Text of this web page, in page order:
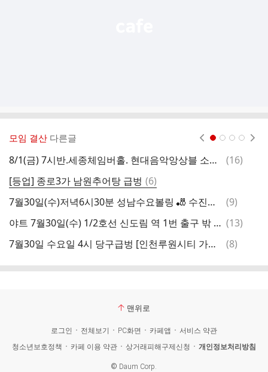
모임 결산 다른글
8/1(금) 7시반.세종체임버홀. 현대음악앙상블 소리 "째즈의역사"
댓
(16)
[등업] 종로3가 남원추어탕 급벙 댓
글
(6)
7월30일(수)저녁6시30분 성남수요볼링 🎳 수진볼링센터
댓
(9)
야트 7월30일(수) 1/2호선 신도림 역 1번 출구 밖 오후 18시30분 안양천 평지길 걷기 댓
(13)
7월30일 수요일 4시 당구급벙 [인천루원시티 가정역] 결산
댓
(8)
맨위로
로그인 전체보기 PC화면 카페앱
서비스 약관
청소년보호정책
카페 이용 약관 상거래피해구제신청 개인정보처리방침
© Daum Corp.